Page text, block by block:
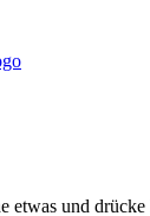
etwas und drücke